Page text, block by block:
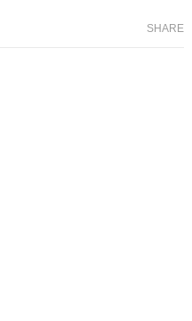
SHARE